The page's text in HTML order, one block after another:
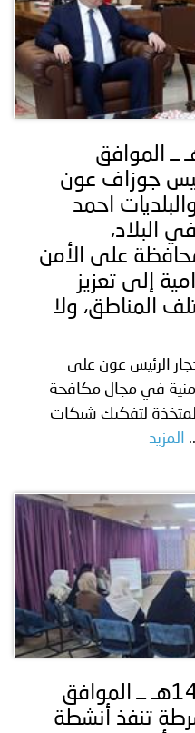
ـ 1448/02/20هـ ــ الموافق
م - الرئيس جوزاف عون
احمد
البلاد،
على الأمن
إلى تعزيز
المناطق، ولا
الرئيس عون على
في مجال مكافحة
لتفكيك شبكات
المزيد
فلسطين ـ 1448/02/20هـ ــ الموافق
م - الشرطة تنفذ أنشطة